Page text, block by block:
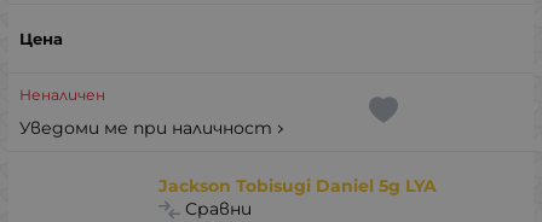
Неналичен
Уведоми ме при наличност
Jackson Tobisugi Daniel 5g LYA
Сравни